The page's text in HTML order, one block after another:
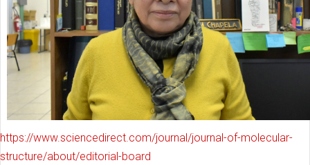
https://www.sciencedirect.com/journal/journal-of-molecular-
structure/about/editorial-board